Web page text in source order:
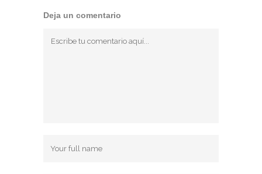
Deja un comentario